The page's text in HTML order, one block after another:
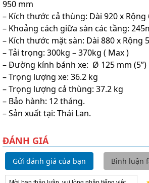
950 mm
– Kích thước cả thùng: Dài 920 x Rộng
– Khoảng cách giữa sàn các tầng:
– Kích thước mặt sàn: Dài 880 x Rộng
– Tải trọng: 300kg – 370kg ( Max )
– Đường kính bánh xe: Ø 125 mm (5”)
– Trọng lượng xe: 36.2 kg
– Trọng lượng cả thùng: 37.2 kg
– Bảo hành: 12 tháng.
– Sản xuất tại: Thái Lan.
ĐÁNH GIÁ
Gửi đánh giá của bạn Bình luận